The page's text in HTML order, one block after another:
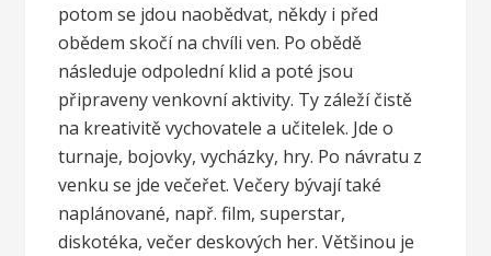
potom se jdou naobědvat, někdy i před
obědem skočí na chvíli ven. Po obědě
následuje odpolední klid a poté jsou
připraveny venkovní aktivity. Ty záleží čistě
na kreativitě vychovatele a učitelek. Jde o
turnaje, bojovky, vycházky, hry. Po návratu z
venku se jde večeřet. Večery bývají také
naplánované, např. film, superstar,
diskotéka, večer deskových her. Většinou je